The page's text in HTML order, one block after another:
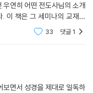
연히 어떤 전도사님의 소개
이 책은 그 세미나의 교재로
려고 시도해본 사람은 다 느
33 댓글1
보면서 성경을 제대로 일독하